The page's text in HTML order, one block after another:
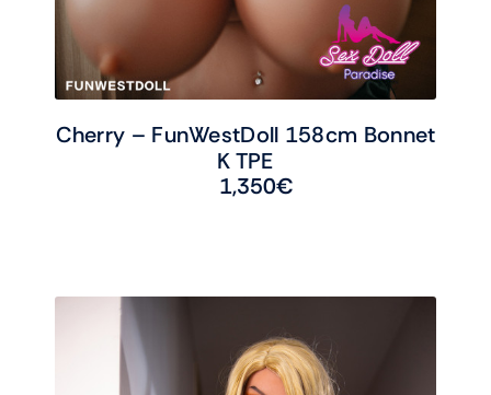
Cherry – FunWestDoll 158cm Bonnet
K TPE
1,350€